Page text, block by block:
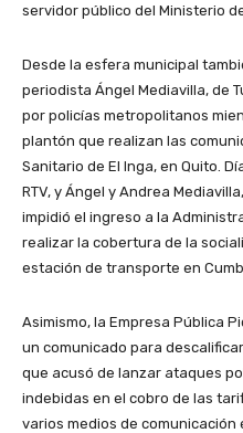
servidor público del Ministerio
Desde la esfera municipal
periodista Ángel Mediavilla, de
por policías metropolitanos
plantón que realizan las
Sanitario de El Inga, en Quito.
RTV, y Ángel y Andrea
impidió el ingreso a la
realizar la cobertura de la
estación de transporte en
Asimismo, la Empresa Pública
un comunicado para
que acusó de lanzar ataques
indebidas en el cobro de las
varios medios de